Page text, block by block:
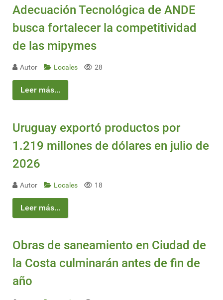
Adecuación Tecnológica de ANDE
busca fortalecer la competitividad
de las mipymes
Autor Locales 28
Leer más...
Uruguay exportó productos por
1.219 millones de dólares en julio de
2026
Autor Locales 18
Leer más...
Obras de saneamiento en Ciudad de
la Costa culminarán antes de fin de
año